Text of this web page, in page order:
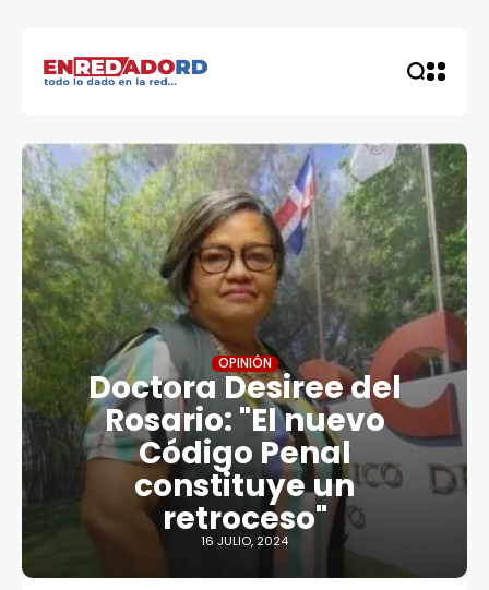
OPINIÓN
Doctora Desiree del
Rosario: "El nuevo
Código Penal
constituye un
retroceso"
16 JULIO, 2024